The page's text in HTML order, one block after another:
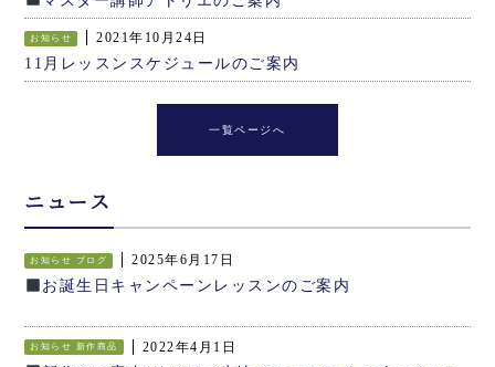
お知らせ 2021年10月24日
11月レッスンスケジュールのご案内
一覧ページへ
ニュース
お知らせ ブログ 2025年6月17日
お誕生日キャンペーンレッスンのご案内
お知らせ 新作商品 2022年4月1日